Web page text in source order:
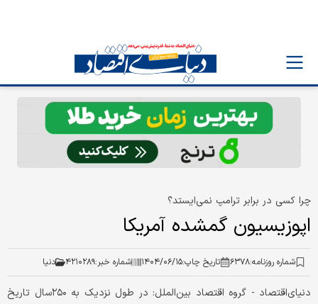
چرا کسی در برابر ترامپ نمی‌ایستد؟
اپوزیسیون گمشده آمریکا
شماره روزنامه:۶۳۷۸ تاریخ چاپ:۱۴۰۴/۰۶/۱۵ شماره خبر:۴۲۱۰۲۸۹ دنیا
دنیای‌اقتصاد - گروه اقتصاد بین‌الملل: در طول نزدیک به ۲۵۰سال تاریخ